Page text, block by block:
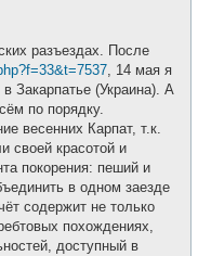
н
и
разъездах. После
, 14 мая я
Закарпатье (Украина). А
по порядку.
весенних Карпат, т.к.
своей красотой и
покорения: пеший и
в одном заезде
содержит не только
похождениях,
доступный в